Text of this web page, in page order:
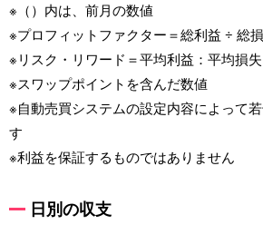
※（）内は、前月の数値
※プロフィットファクター＝総利益 ÷ 総
※リスク・リワード＝平均利益：平均損失
※スワップポイントを含んだ数値
※自動売買システムの設定内容によって
す
※利益を保証するものではありません
日別の収支